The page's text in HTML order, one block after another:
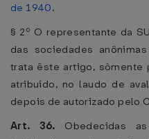
de 1940.
§ 2º O representante da
das sociedades
trata êste artigo, sòmente
atribuído, no laudo de
depois de autorizado pelo
Art. 36. Obedecidas